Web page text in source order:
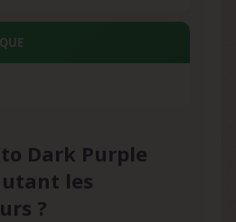
Dark Purple
les
?